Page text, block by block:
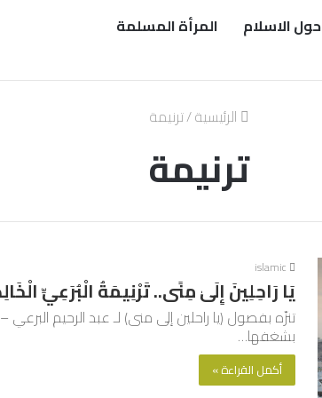
حول الاسلام المرأة المسلمة
الرئيسية/ترنيمة
ترنيمة
islamic
يَا رَاحِلِينَ إِلَىٰ مِنًى.. تَرْنِيمَةُ الْبُرَعِيِّ
بشغفها…
أكمل القراءة »